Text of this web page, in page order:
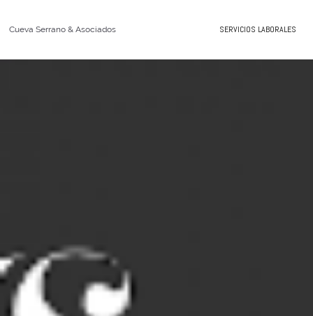
Cueva Serrano & Asociados SERVICIOS LABORALES